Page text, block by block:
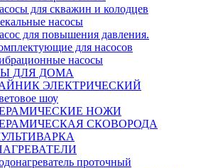
для скважин и колодцев
насосы
для повышения давления.
для насосов
насосы
ДЛЯ ДОМА
ЭЛЕКТРИЧЕСКИЙ
шоу
НОЖИ
СКОВОРОДА
проточный